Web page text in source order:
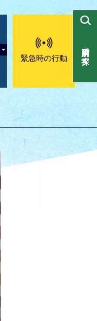
緊急時の行動 目的別で探す